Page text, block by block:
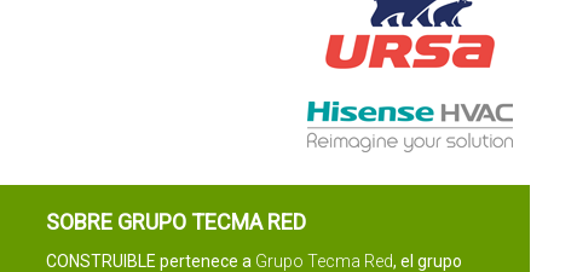
SOBRE GRUPO TECMA RED
CONSTRUIBLE pertenece a Grupo Tecma Red, el grupo